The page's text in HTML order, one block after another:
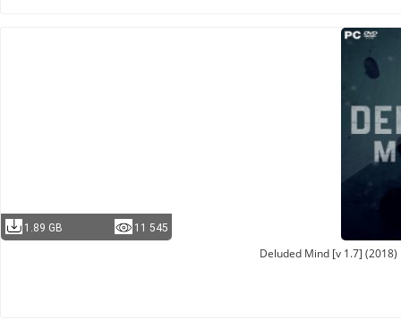
1.89 GB 11 545
Deluded Mind [v 1.7] (2018)